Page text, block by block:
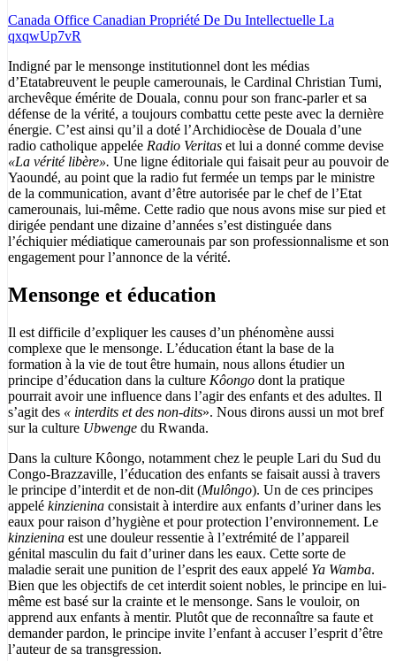
Canada Office Canadian Propriété De Du Intellectuelle La
qxqwUp7vR
Indigné par le mensonge institutionnel dont les médias
d’Etatabreuvent le peuple camerounais, le Cardinal Christian Tumi,
archevêque émérite de Douala, connu pour son franc-parler et sa
défense de la vérité, a toujours combattu cette peste avec la dernière
énergie. C’est ainsi qu’il a doté l’Archidiocèse de Douala d’une
radio catholique appelée Radio Veritas et lui a donné comme devise
«La vérité libère». Une ligne éditoriale qui faisait peur au pouvoir de
Yaoundé, au point que la radio fut fermée un temps par le ministre
de la communication, avant d’être autorisée par le chef de l’Etat
camerounais, lui-même. Cette radio que nous avons mise sur pied et
dirigée pendant une dizaine d’années s’est distinguée dans
l’échiquier médiatique camerounais par son professionnalisme et son
engagement pour l’annonce de la vérité.
Mensonge et éducation
Il est difficile d’expliquer les causes d’un phénomène aussi
complexe que le mensonge. L’éducation étant la base de la
formation à la vie de tout être humain, nous allons étudier un
principe d’éducation dans la culture Kôongo dont la pratique
pourrait avoir une influence dans l’agir des enfants et des adultes. Il
s’agit des « interdits et des non-dits». Nous dirons aussi un mot bref
sur la culture Ubwenge du Rwanda.
Dans la culture Kôongo, notamment chez le peuple Lari du Sud du
Congo-Brazzaville, l’éducation des enfants se faisait aussi à travers
le principe d’interdit et de non-dit (Mulôngo). Un de ces principes
appelé kinzienina consistait à interdire aux enfants d’uriner dans les
eaux pour raison d’hygiène et pour protection l’environnement. Le
kinzienina est une douleur ressentie à l’extrémité de l’appareil
génital masculin du fait d’uriner dans les eaux. Cette sorte de
maladie serait une punition de l’esprit des eaux appelé Ya Wamba.
Bien que les objectifs de cet interdit soient nobles, le principe en lui-
même est basé sur la crainte et le mensonge. Sans le vouloir, on
apprend aux enfants à mentir. Plutôt que de reconnaître sa faute et
demander pardon, le principe invite l’enfant à accuser l’esprit d’être
l’auteur de sa transgression.